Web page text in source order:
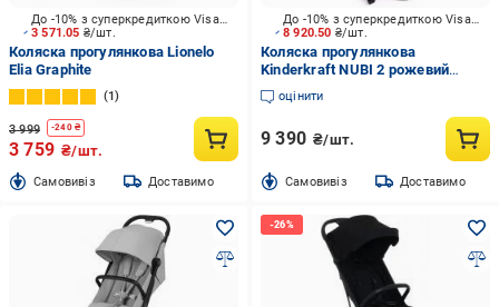
3 571.05 ₴/шт.
До -10% з суперкредиткою Visa Вигода
Коляска прогулянкова Lionelo
Elia Graphite
1
3 999 -240₴
3 759 ₴/шт.
Cамовивіз Доставимо
8 920.50 ₴/шт.
До -10% з суперкредиткою Visa Вигода
Коляска прогулянкова
Kinderkraft NUBI 2 рожевий
KSNUBI02PNK0000
оцінити
9 390 ₴/шт.
Cамовивіз Доставимо